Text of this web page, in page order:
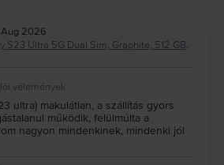
2026
S23 Ultra 5G Dual Sim, Graphite, 512 GB,
vélemények
ultra) makulátlan, a szállítás gyors
működik, felülmúlta a
nagyon mindenkinek, mindenki jól